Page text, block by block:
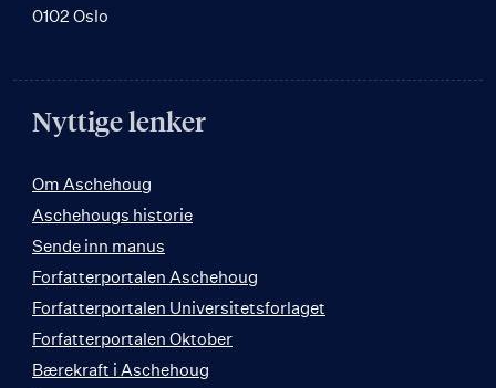
0102 Oslo
Nyttige lenker
Om Aschehoug
Aschehougs historie
Sende inn manus
Forfatterportalen Aschehoug
Forfatterportalen Universitetsforlaget
Forfatterportalen Oktober
Bærekraft i Aschehoug